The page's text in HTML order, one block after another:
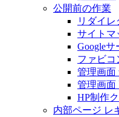
公開前の作業
リダイレ
サイトマ
Google
ファビコ
管理画面
管理画面
HP制作
内部ページ レ